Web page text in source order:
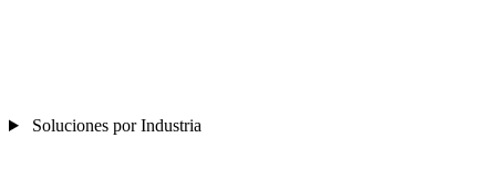
Soluciones por Industria